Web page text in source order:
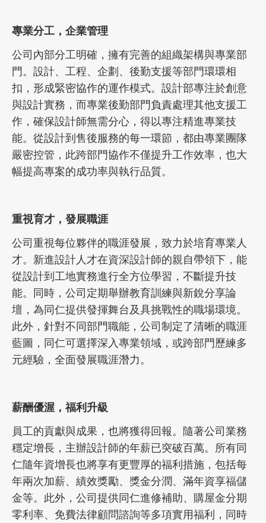
專業分工，企業管理
公司內部分工明確，擁有完善的組織架構與專業部
門。設計、工程、企劃、後勤支援等部門環環相
扣，形成緊密協作的運作模式。設計部專注於創意
與設計實務，而專業後勤部門負責處理其他支援工
作，確保設計師無需分心，得以專注精進專業技
能。從設計到售後服務的每一環節，都由專業團隊
嚴密控管，此跨部門協作不僅提升工作效率，也大
幅提高專案的成功率與執行品質。
重視育才，發展職涯
公司重視每位夥伴的職涯發展，致力於培育專業人
才。新進設計人才在資深設計師的親自帶領下，能
從設計到工地實務進行全方位學習，不斷提升技
能。同時，公司定期舉辦教育訓練與新銳分享論
壇，為同仁提供發揮舞台及具挑戰性的職場環境。
此外，針對不同部門職能，公司制定了清晰的職涯
藍圖，同仁可選擇深入專業領域，或跨部門歷練多
元經驗，全面發展職涯潛力。
薪酬優渥，福利升級
員工的貢獻與成果，也將獲得回報。隨著公司業務
穩定增長，主辦設計師的年薪已突破百萬。所有同
仁隨年資增長也將享有更豐厚的福利措施，包括每
年兩次加薪、績效獎勵、獎金分潤、滿年資享福儲
金等。此外，公司提供同仁進修補助、購屋金分期
零利率、免費法律顧問諮詢等多項實用福利，同時